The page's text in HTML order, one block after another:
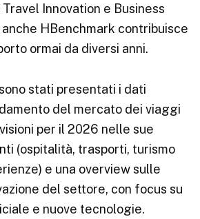
Innovation e Business
HBenchmark contribuisce
ormai da diversi anni.
stati presentati i dati
del mercato dei viaggi
per il 2026 nelle sue
(ospitalità, trasporti, turismo
e una overview sulle
del settore, con focus su
e nuove tecnologie.